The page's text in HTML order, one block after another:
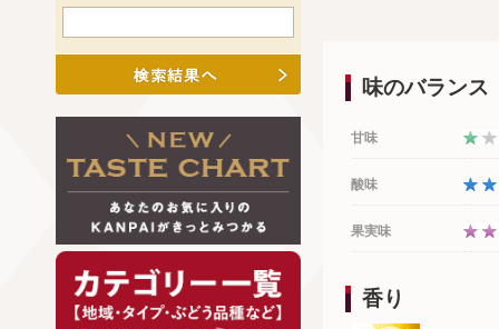
味のバランス
甘味
酸味
果実味
香り